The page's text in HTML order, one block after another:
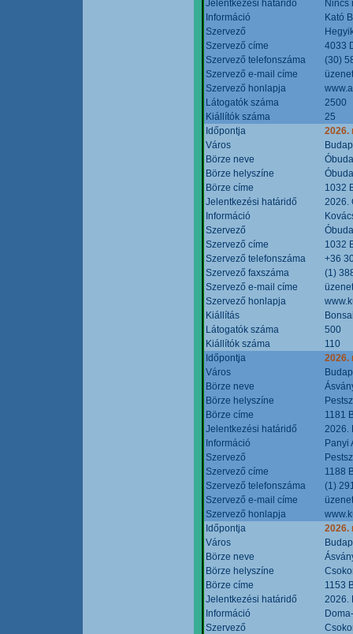
Jelentkezési határidő
Nincs
Információ
Kató
Szervező
Szervező címe
4033
Szervező telefonszáma
(30)
Szervező e-mail címe
Szervező honlapja
Látogatók száma
2500
Kiállítók száma
25
Időpontja
2026.
Város
Börze neve
Börze helyszíne
Börze címe
1032
Jelentkezési határidő
2026.
Információ
Szervező
Szervező címe
1032
Szervező telefonszáma
+36
Szervező faxszáma
(1)
Szervező e-mail címe
Szervező honlapja
Kiállítás
Látogatók száma
500
Kiállítók száma
110
Időpontja
2026.
Város
Börze neve
Börze helyszíne
Börze címe
1181
Jelentkezési határidő
2026.
Információ
Panyi
Szervező
Szervező címe
1188
Szervező telefonszáma
(1)
Szervező e-mail címe
Szervező honlapja
Időpontja
2026.
Város
Börze neve
Börze helyszíne
Börze címe
1153
Jelentkezési határidő
2026.
Információ
Szervező